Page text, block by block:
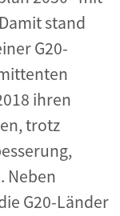
stand
G20-
ihren
trotz
Neben
G20-Länder